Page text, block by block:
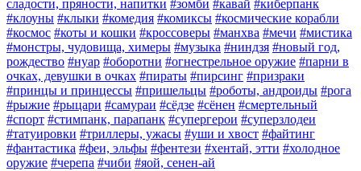
сладости, пряности, напитки #зомби #кавай #киберпанк
#клоуны #клыки #комедия #комиксы #космические корабли
#космос #коты и кошки #кроссоверы #манхва #мечи #мистика
#монстры, чудовища, химеры #музыка #ниндзя #новый год,
рождество #нуар #оборотни #огнестрельное оружие #парни в
очках, девушки в очках #пираты #пирсинг #призраки
#принцы и принцессы #пришельцы #роботы, андроиды #рога
#рыжие #рыцари #самураи #сёдзе #сёнен #смертельный
#спорт #стимпанк, парапанк #супергерои #суперзлодеи
#татуировки #триллеры, ужасы #уши и хвост #файтинг
#фантастика #феи, эльфы #фентези #хентай, этти #холодное
оружие #черепа #чиби #яой, сенен-ай